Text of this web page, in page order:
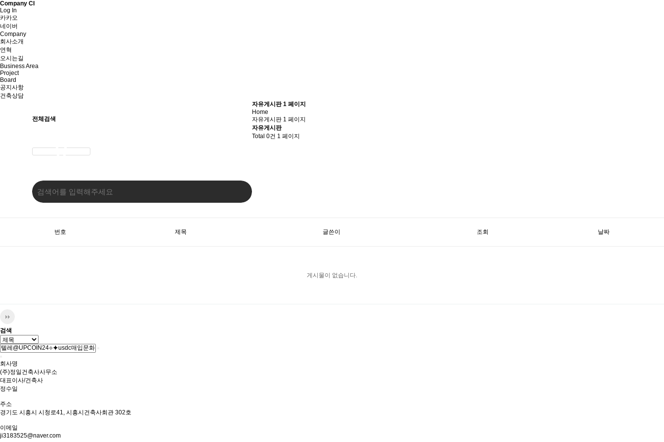
Company CI
Log In
카카오
네이버
Company
회사소개
연혁
오시는길
Business Area
Project
Board
공지사항
건축상담
전체검색
자유게시판 1 페이지
Home
자유게시판 1 페이지
자유게시판
Total 0건 1 페이지
번호 제목 글쓴이 조회 날짜
게시물이 없습니다.
검색
회사명
(주)정일건축사사무소
대표이사/건축사
정수일
주소
경기도 시흥시 시청로41, 시흥시건축사회관 302호
이메일
ji3183525@naver.com